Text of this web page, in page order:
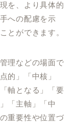
を、より具体的
への配慮を示
とができます。
理などの場面で
的」「中核」
軸となる」「要
「主軸」「中
重要性や位置づ